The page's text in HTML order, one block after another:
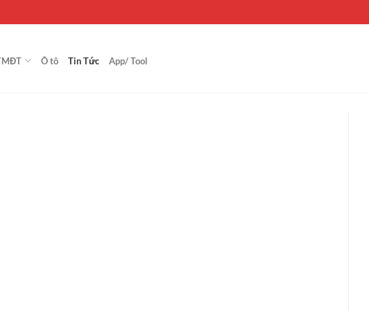
Ô tô Tin Tức App/ Tool